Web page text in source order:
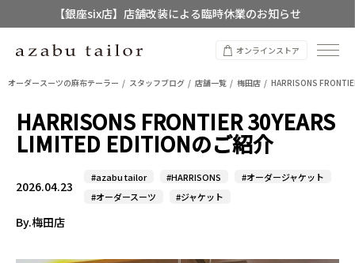
【銀座six店】店舗改装による臨時休業のお知らせ
【店舗限定】レディースオーダースーツ
オンラインストア
オーダースーツの麻布テーラー スタッフブログ 店舗一覧 梅田店 HARRISONS
HARRISONS FRONTIER 30YEARS
LIMITED EDITIONのご紹介
2026.04.23
#azabu tailor #HARRISONS
#オーダージャケット
#オーダースーツ
#ジャケット
By.梅田店